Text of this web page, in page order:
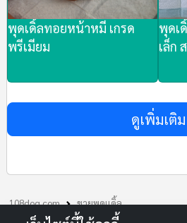
พุดเดิ้ลทอยหน้าหมี เกรด
พรีเมียม
พุดเ
เล็ก
ดูเพิ่มเติม
108dog.com
ขายพุดเเดิ้ล
ชุดใหม่ล่าสุด มิย. พุดเดิ้ลทอยและไทนี่ บอ